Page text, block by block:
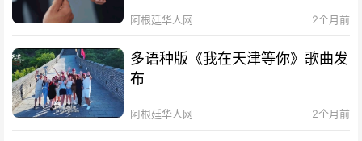
阿根廷华人网 2个月前
多语种版《我在天津等你》歌曲发
布
阿根廷华人网 2个月前